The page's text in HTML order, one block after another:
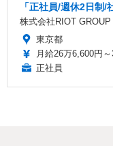
「正社員/週休2日制
株式会社RIOT GROUP
東京都
月給26万6,600円
正社員